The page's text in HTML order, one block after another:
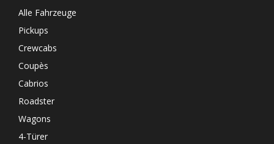
Alle Fahrzeuge
Pickups
Crewcabs
Coupès
Cabrios
Roadster
Wagons
4-Türer